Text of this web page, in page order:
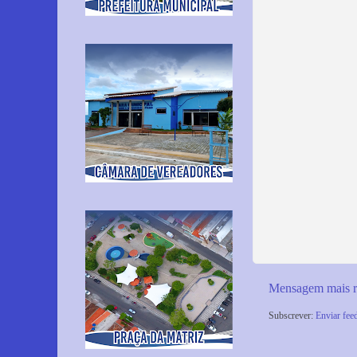
Mensagem mais
Subscrever: Enviar